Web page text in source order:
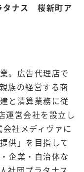
タナス 桜新町ア
。広告代理店で
族の経営する商
と清算業務に従
運営会社を設立し
社メディヴァに
供」を目指して
企業・自治体な